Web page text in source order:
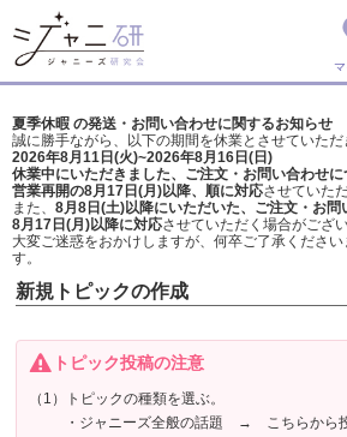
夏季休暇 の発送・お問い合わせに関するお知らせ
誠に勝手ながら、以下の期間を休業とさせていただ
2026年8月11日(火)~2026年8月16日(日)
休業中にいただきました、ご注文・お問い合わせに
営業再開の8月17日(月)以降、順に対応させていた
また、 8月8日(土)以降にいただいた、ご注文・ お問
8月17日(月)以降に対応させていただく場合がござい
大変ご迷惑をおかけしますが、 何卒ご了承くださ
す。
新規トピックの作成
トピック投稿の注意
（1）トピックの種類を選ぶ。
・ジャニーズ全般の話題 → こちらから